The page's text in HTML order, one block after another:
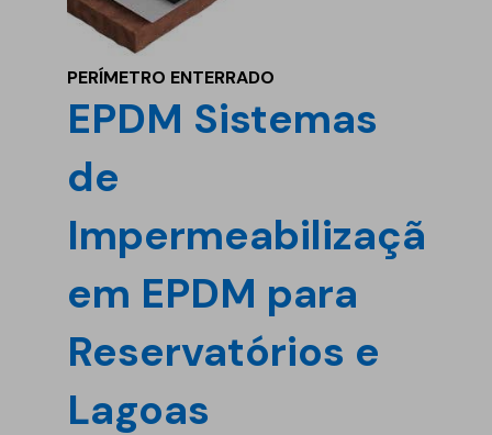
PERÍMETRO ENTERRADO
EPDM Sistemas
de
Impermeabilização
em EPDM para
Reservatórios e
Lagoas